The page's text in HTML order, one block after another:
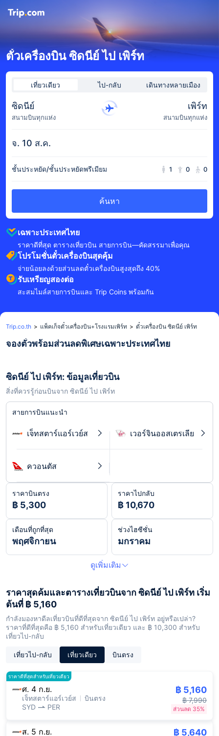
ตั๋วเครื่องบิน ซิดนีย์ ไป เพิร์ท
เที่ยวเดียว ไป-กลับ เดินทางหลายเมือง
ซิดนีย์
สนามบินทุกแห่ง
เพิร์ท
สนามบินทุกแห่ง
จ. 10 ส.ค.
ชั้นประหยัด/ชั้นประหยัดพรีเมียม 1 0 0
ค้นหา
เฉพาะประเทศไทย
ราคาดีที่สุด ตารางเที่ยวบิน สายการบิน—คัดสรรมาเพื่อคุณ
โปรโมชั่นตั๋วเครื่องบินสุดคุ้ม
จ่ายน้อยลงด้วยส่วนลดตั๋วเครื่องบินสูงสุดถึง 40%
รับเหรียญสองต่อ
สะสมไมล์สายการบินและ Trip Coins พร้อมกัน
Trip.co.th > แพ็คเก็จตั๋วเครื่องบิน+โรงแรมเพิร์ท > ตั๋วเครื่องบิน ซิดนีย์ เพิร์ท
จองตั๋วพร้อมส่วนลดพิเศษเฉพาะประเทศไทย
ซิดนีย์ ไป เพิร์ท: ข้อมูลเที่ยวบิน
สิ่งที่ควรรู้ก่อนบินจาก ซิดนีย์ ไป เพิร์ท
สายการบินแนะนำ
เจ็ทสตาร์แอร์เวย์ส เวอร์จินออสเตรเลีย
ควอนตัส
ราคาบินตรง
฿ 5,300
ราคาไปกลับ
฿ 10,670
เดือนที่ถูกที่สุด
พฤศจิกายน
ช่วงไฮซีซั่น
มกราคม
ดูเพิ่มเติม
ราคาสุดค้มและตารางเที่ยวบินจาก ซิดนีย์ ไป เพิร์ท เริ่ม
ต้นที่ ฿ 5,160
กำลังมองหาดีลเที่ยวบินที่ดีที่สุดจาก ซิดนีย์ ไป เพิร์ท อยู่หรือเปล่า?
ราคาที่ดีที่สุดคือ ฿ 5,160 สำหรับเที่ยวเดียว และ ฿ 10,300 สำหรับ
เที่ยวไป-กลับ
เที่ยวไป-กลับ เที่ยวเดียว บินตรง
ราคาดีที่สุดสำหรับเที่ยวเดียว
ศ. 4 ก.ย.
เจ็ทสตาร์แอร์เวย์ส
บินตรง
SYD
PER
฿ 5,160
฿ 7,990
ส่วนลด 35%
ส. 5 ก.ย. ฿ 5,640